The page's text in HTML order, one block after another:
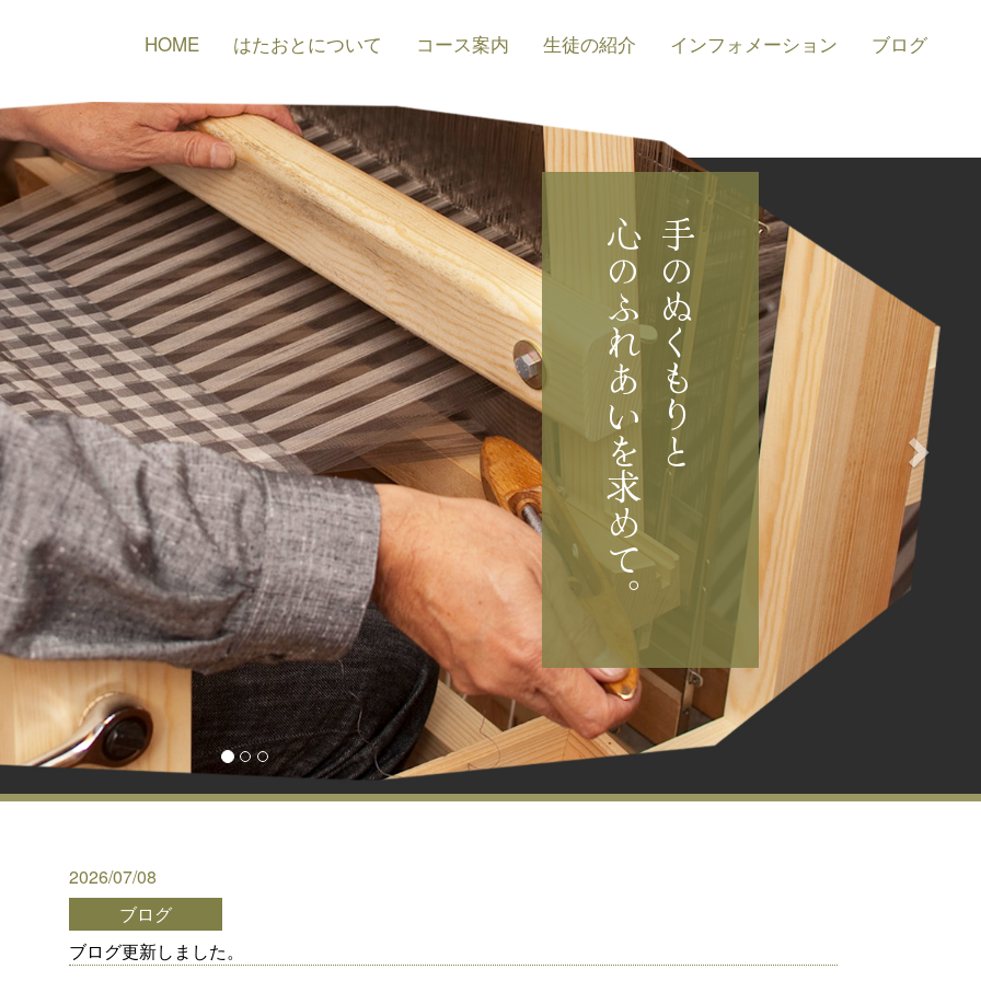
HOME はたおとについて コース案内 生徒の紹介 インフォメーション ブログ
手のぬくもりと
心のふれあいを求めて。
2026/07/08
ブログ
ブログ更新しました。